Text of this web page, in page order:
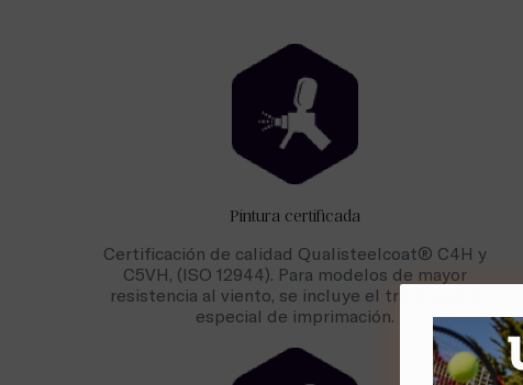
Pintura certificada
Certificación de calidad Qualisteelcoat® C4H y
C5VH, (ISO 12944). Para modelos de mayor
resistencia al viento, se incluye el tratamiento
especial de imprimación.